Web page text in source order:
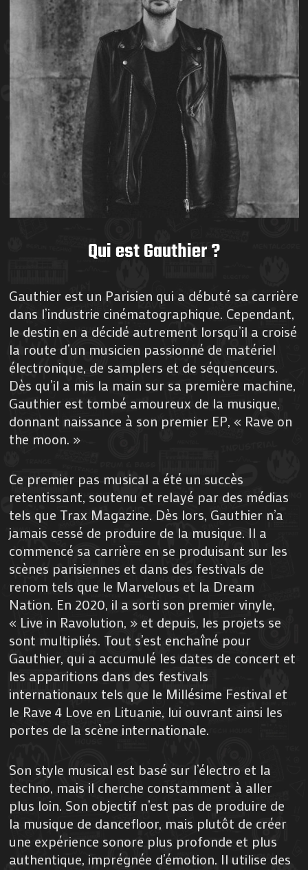
Qui est Gauthier ?
Gauthier est un Parisien qui a débuté sa carrière
dans l’industrie cinématographique. Cependant,
le destin en a décidé autrement lorsqu’il a croisé
la route d’un musicien passionné de matériel
électronique, de samplers et de séquenceurs.
Dès qu’il a mis la main sur sa première machine,
Gauthier est tombé amoureux de la musique,
donnant naissance à son premier EP, « Rave on
the moon. »
Ce premier pas musical a été un succès
retentissant, soutenu et relayé par des médias
tels que Trax Magazine. Dès lors, Gauthier n’a
jamais cessé de produire de la musique. Il a
commencé sa carrière en se produisant sur les
scènes parisiennes et dans des festivals de
renom tels que le Marvelous et la Dream
Nation. En 2020, il a sorti son premier vinyle,
« Live in Ravolution, » et depuis, les projets se
sont multipliés. Tout s’est enchaîné pour
Gauthier, qui a accumulé les dates de concert et
les apparitions dans des festivals
internationaux tels que le Millésime Festival et
le Rave 4 Love en Lituanie, lui ouvrant ainsi les
portes de la scène internationale.
Son style musical est basé sur l’électro et la
techno, mais il cherche constamment à aller
plus loin. Son objectif n’est pas de produire de
la musique de dancefloor, mais plutôt de créer
une expérience sonore plus profonde et plus
authentique, imprégnée d’émotion. Il utilise des